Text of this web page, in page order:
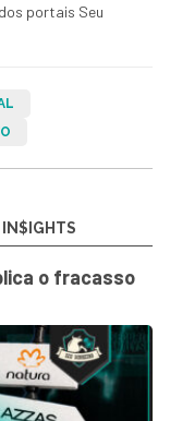
portais Seu
IN$IGHTS
o fracasso